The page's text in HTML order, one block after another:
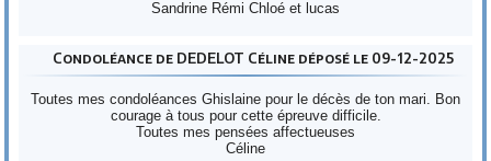
Sandrine Rémi Chloé et lucas
Condoléance de DEDELOT Céline déposé le 09-12-2025
Toutes mes condoléances Ghislaine pour le décès de ton mari. Bon
courage à tous pour cette épreuve difficile.
Toutes mes pensées affectueuses
Céline